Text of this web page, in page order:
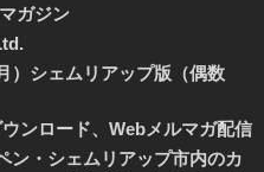
ガジン
）シェムリアップ版（偶数
ンロード、Webメルマガ配信
ン・シェムリアップ市内のカ